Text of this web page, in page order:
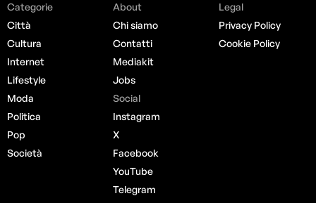
Categorie
Città
Cultura
Internet
Lifestyle
Moda
Politica
Pop
Società
About
Chi siamo
Contatti
Mediakit
Jobs
Social
Instagram
X
Facebook
YouTube
Telegram
Legal
Privacy Policy
Cookie Policy